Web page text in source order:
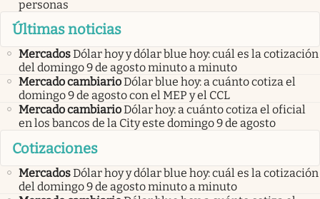
personas
Últimas noticias
MercadosDólar hoy y dólar blue hoy: cuál es la cotización
del domingo 9 de agosto minuto a minuto
Mercado cambiarioDólar blue hoy: a cuánto cotiza el
domingo 9 de agosto con el MEP y el CCL
Mercado cambiarioDólar hoy: a cuánto cotiza el oficial
en los bancos de la City este domingo 9 de agosto
Cotizaciones
MercadosDólar hoy y dólar blue hoy: cuál es la cotización
del domingo 9 de agosto minuto a minuto